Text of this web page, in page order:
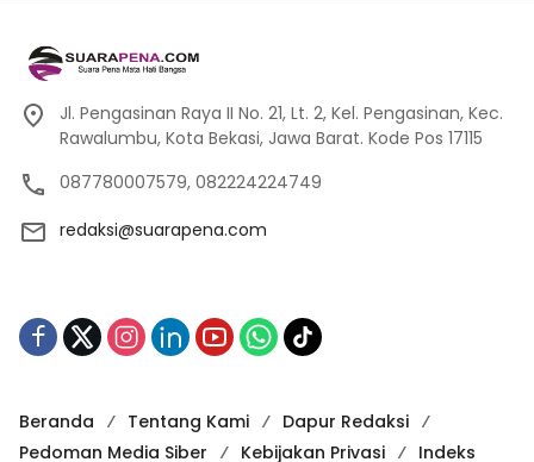
Jl. Pengasinan Raya II No. 21, Lt. 2, Kel. Pengasinan, Kec.
Rawalumbu, Kota Bekasi, Jawa Barat. Kode Pos 17115
087780007579, 082224224749
redaksi@suarapena.com
Beranda Tentang Kami
Dapur Redaksi
Pedoman Media Siber
Kebijakan Privasi Indeks